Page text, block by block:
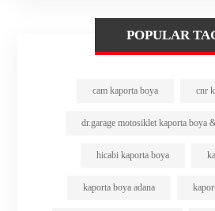
POPULAR
cam kaporta boya cnr
dr.garage motosiklet kaporta boya
hicabi kaporta boya
kaporta boya adana